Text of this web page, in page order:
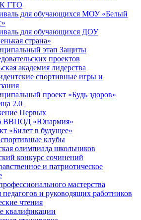
ГТО
для обучающихся МОУ «Белый
для обучающихся ДОУ
страна»
этап Защиты
проектов
академия лидерства
спортивные игры и
проект «Будь здоров»
2.0
Первых
ВВПОД «Юнармия»
«Билет в будущее»
клубы
олимпиада школьников
конкурс сочинений
и патриотическое
мастерства
педагогов и руководящих работников
чтения
квалификации